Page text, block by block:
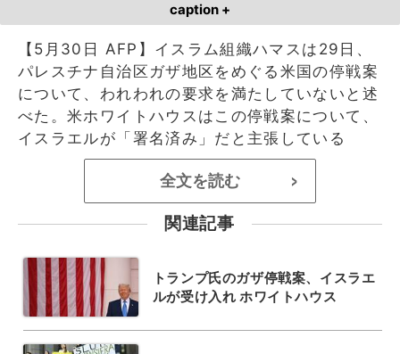
caption +
【5月30日 AFP】イスラム組織ハマスは29日、
パレスチナ自治区ガザ地区をめぐる米国の停戦案
について、われわれの要求を満たしていないと述
べた。米ホワイトハウスはこの停戦案について、
イスラエルが「署名済み」だと主張している
全文を読む >
関連記事
トランプ氏のガザ停戦案、イスラエ
ルが受け入れ ホワイトハウス